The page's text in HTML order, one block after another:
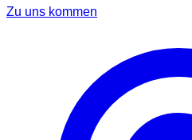
Zu uns kommen